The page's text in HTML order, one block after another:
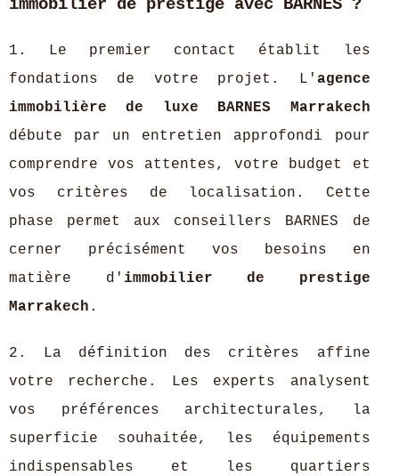
immobilier de prestige avec BARNES ?
1. Le premier contact établit les
fondations de votre projet. L' agence
immobilière de luxe BARNES Marrakech
débute par un entretien approfondi pour
comprendre vos attentes, votre budget et
vos critères de localisation. Cette
phase permet aux conseillers BARNES de
cerner précisément vos besoins en
matière d' immobilier de prestige
Marrakech .
2. La définition des critères affine
votre recherche. Les experts analysent
vos préférences architecturales, la
superficie souhaitée, les équipements
indispensables et les quartiers